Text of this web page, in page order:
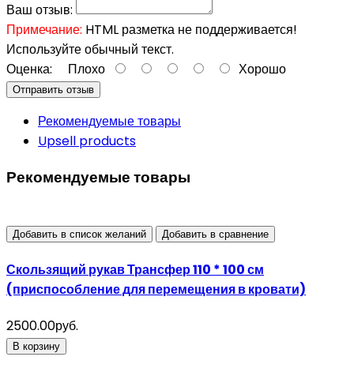
Ваш отзыв:
Примечание: HTML разметка не поддерживается!
Используйте обычный текст.
Оценка: Плохо Хорошо
Отправить отзыв
Рекомендуемые товары
Upsell products
Рекомендуемые товары
Добавить в список желаний Добавить в сравнение
Скользящий рукав Трансфер 110 * 100 см
(приспособление для перемещения в кровати)
2500.00руб.
В корзину